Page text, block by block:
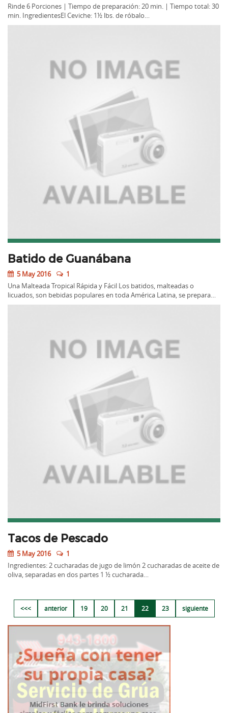
Rinde 6 Porciones | Tiempo de preparación: 20 min. | Tiempo total: 30
min. IngredientesEl Ceviche: 1½ lbs. de róbalo…
Batido de Guanábana
5 May 2016
1
Una Malteada Tropical Rápida y Fácil Los batidos, malteadas o
licuados, son bebidas populares en toda América Latina, se prepara…
Tacos de Pescado
5 May 2016
1
Ingredientes: 2 cucharadas de jugo de limón 2 cucharadas de aceite de
oliva, separadas en dos partes 1 ½ cucharada…
<<< anterior 19 20 21 22 23 siguiente